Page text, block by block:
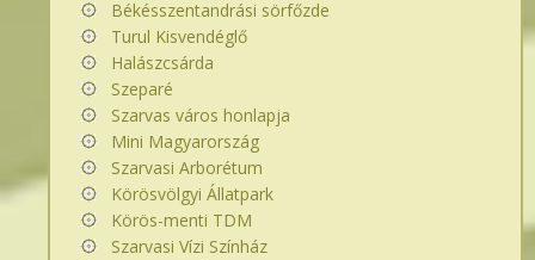
Békésszentandrási sörfőzde
Turul Kisvendéglő
Halászcsárda
Szeparé
Szarvas város honlapja
Mini Magyarország
Szarvasi Arborétum
Körösvölgyi Állatpark
Körös-menti TDM
Szarvasi Vízi Színház